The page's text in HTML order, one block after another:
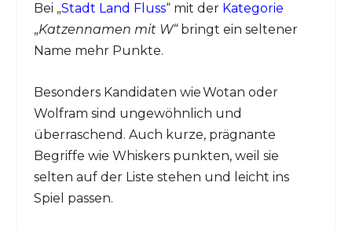
Bei „Stadt Land Fluss“ mit der Kategorie
„Katzennamen mit W“bringt ein seltener
Name mehr Punkte.
Besonders Kandidaten wie Wotan oder
Wolfram sind ungewöhnlich und
überraschend. Auch kurze, prägnante
Begriffe wie Whiskers punkten, weil sie
selten auf der Liste stehen und leicht ins
Spiel passen.